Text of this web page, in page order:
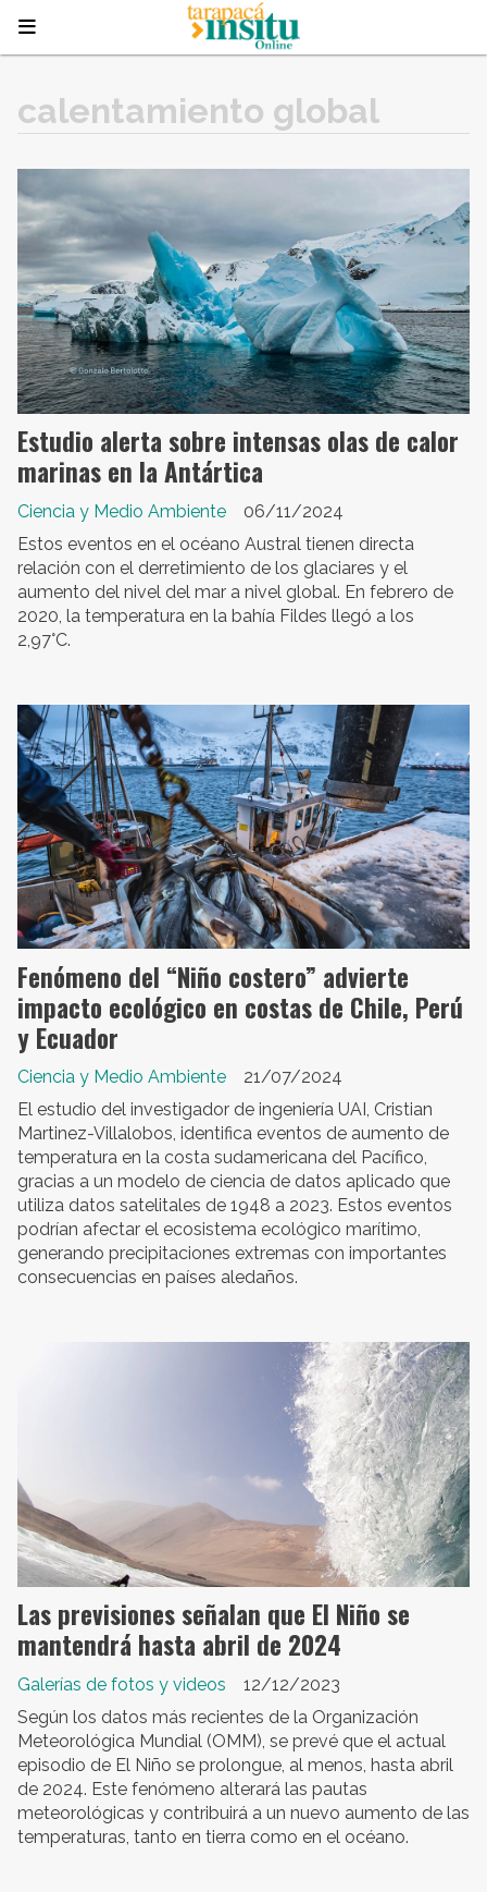
calentamiento global
Estudio alerta sobre intensas olas de calor
marinas en la Antártica
Ciencia y Medio Ambiente
06/11/2024
Estos eventos en el océano Austral tienen directa
relación con el derretimiento de los glaciares y el
aumento del nivel del mar a nivel global. En febrero de
2020, la temperatura en la bahía Fildes llegó a los
2,97°C.
Fenómeno del “Niño costero” advierte
impacto ecológico en costas de Chile, Perú
y Ecuador
Ciencia y Medio Ambiente
21/07/2024
El estudio del investigador de ingeniería UAI, Cristian
Martinez-Villalobos, identifica eventos de aumento de
temperatura en la costa sudamericana del Pacífico,
gracias a un modelo de ciencia de datos aplicado que
utiliza datos satelitales de 1948 a 2023. Estos eventos
podrían afectar el ecosistema ecológico marítimo,
generando precipitaciones extremas con importantes
consecuencias en países aledaños.
Las previsiones señalan que El Niño se
mantendrá hasta abril de 2024
Galerías de fotos y videos
12/12/2023
Según los datos más recientes de la Organización
Meteorológica Mundial (OMM), se prevé que el actual
episodio de El Niño se prolongue, al menos, hasta abril
de 2024. Este fenómeno alterará las pautas
meteorológicas y contribuirá a un nuevo aumento de las
temperaturas, tanto en tierra como en el océano.